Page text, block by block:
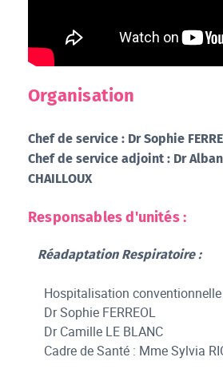
Organisation
Chef de service : Dr Sophie
Chef de service adjoint : Dr Alban
CHAILLOUX
Responsables d'unités :
Réadaptation Respiratoire :
Hospitalisation conventionnelle
Dr Sophie FERREOL
Dr Camille LE BLANC
Cadre de Santé : Mme Sylvia